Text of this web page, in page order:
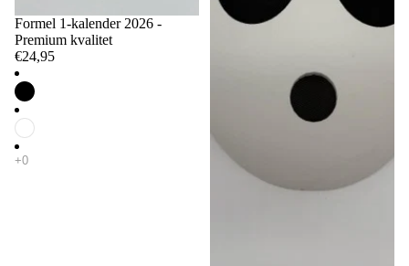
Formel 1-kalender 2026 -
Premium kvalitet
€24,95